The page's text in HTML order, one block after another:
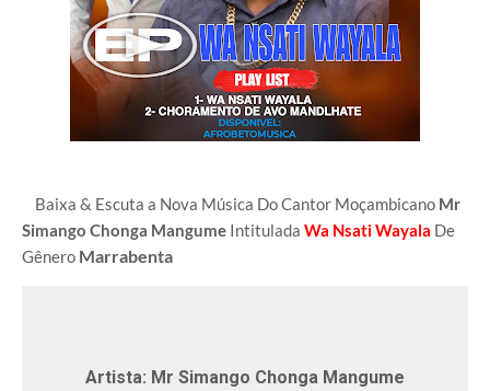
Baixa & Escuta a Nova Música Do Cantor Moçambicano Mr
Simango Chonga Mangume Intitulada Wa Nsati Wayala De
Gênero Marrabenta
Artista: Mr Simango Chonga Mangume